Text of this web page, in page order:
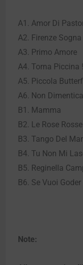
A1. Amor Di
A2. Firenze Sogna
A3. Primo Amore
A4. Torna Piccina !
A5. Piccola
A6. Non
B1. Mamma
B2. Le Rose Rosse
B3. Tango Del
B4. Tu Non Mi
B5. Reginella
B6. Se Vuoi
Note: